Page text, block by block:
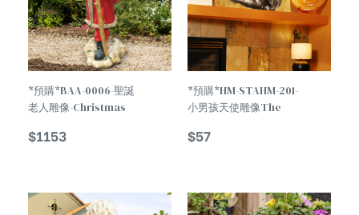
*預購*BAA-0006-聖誕
老人雕像-Christmas
Claus Statue
$1153
*預購*HM-STAHM-201-
小男孩天使雕像The
Statue
$57